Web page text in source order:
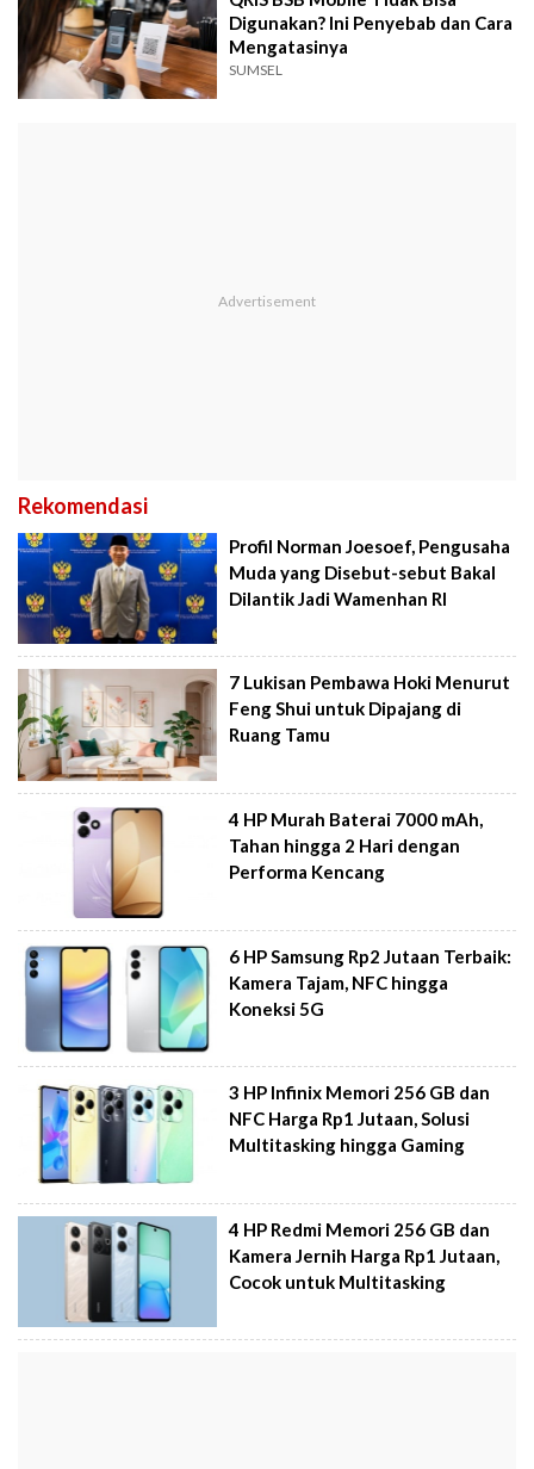
Digunakan? Ini Penyebab dan Cara
Mengatasinya
SUMSEL
Rekomendasi
Profil Norman Joesoef, Pengusaha
Muda yang Disebut-sebut Bakal
Dilantik Jadi Wamenhan RI
7 Lukisan Pembawa Hoki Menurut
Feng Shui untuk Dipajang di
Ruang Tamu
4 HP Murah Baterai 7000 mAh,
Tahan hingga 2 Hari dengan
Performa Kencang
6 HP Samsung Rp2 Jutaan Terbaik:
Kamera Tajam, NFC hingga
Koneksi 5G
3 HP Infinix Memori 256 GB dan
NFC Harga Rp1 Jutaan, Solusi
Multitasking hingga Gaming
4 HP Redmi Memori 256 GB dan
Kamera Jernih Harga Rp1 Jutaan,
Cocok untuk Multitasking